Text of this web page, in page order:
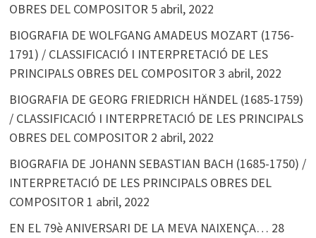
OBRES DEL COMPOSITOR 5 abril, 2022
BIOGRAFIA DE WOLFGANG AMADEUS MOZART (1756-
1791) / CLASSIFICACIÓ I INTERPRETACIÓ DE LES
PRINCIPALS OBRES DEL COMPOSITOR 3 abril, 2022
BIOGRAFIA DE GEORG FRIEDRICH HÄNDEL (1685-1759)
/ CLASSIFICACIÓ I INTERPRETACIÓ DE LES PRINCIPALS
OBRES DEL COMPOSITOR 2 abril, 2022
BIOGRAFIA DE JOHANN SEBASTIAN BACH (1685-1750) /
INTERPRETACIÓ DE LES PRINCIPALS OBRES DEL
COMPOSITOR 1 abril, 2022
EN EL 79è ANIVERSARI DE LA MEVA NAIXENÇA… 28